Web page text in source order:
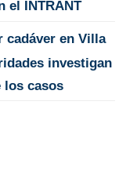
el INTRANT
cadáver en Villa
investigan
los casos